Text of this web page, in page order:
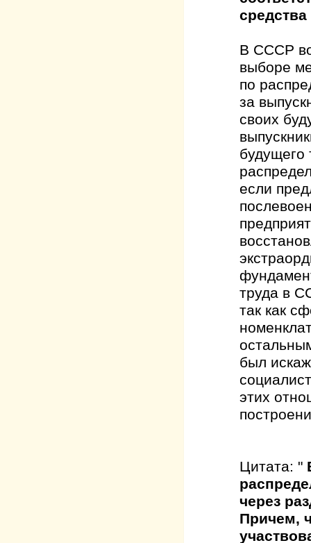
В СССР
выборе
по
за
своих
будущего
если
труда в
так как
был
этих
Цитата: "
через
Причем,